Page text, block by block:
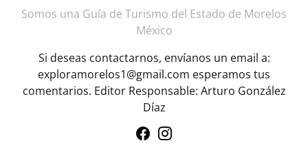
Somos una Guía de Turismo del Estado de Morelos
México
Si deseas contactarnos, envíanos un email a:
exploramorelos1@gmail.com esperamos tus
comentarios. Editor Responsable: Arturo González
Díaz